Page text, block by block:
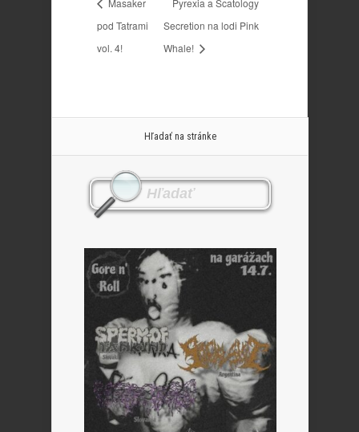
Masaker
pod Tatrami
vol. 4!
Pyrexia a Scatology
Secretion na lodi Pink
Whale!
Hľadať na stránke